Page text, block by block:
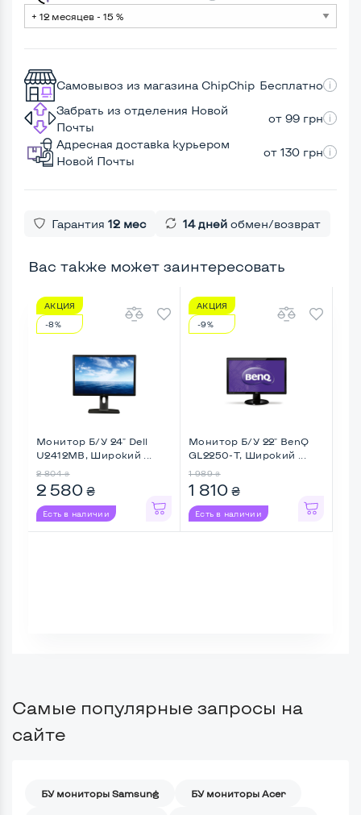
Самовывоз из магазина ChipChip Бесплатно
Забрать из отделения Новой
Почты
от 99 грн
Адресная доставка курьером
Новой Почты
от 130 грн
Гарантия 12 мес 14 дней обмен/возврат
Вас также может заинтересовать
АКЦИЯ
-8%
Монитор Б/У 24" Dell
U2412MB, Широкий ...
2 804 ₴
2 580 ₴
Есть в наличии
АКЦИЯ
-9%
Монитор Б/У 22" BenQ
GL2250-T, Широкий ...
1 989 ₴
1 810 ₴
Есть в наличии
Самые популярные запросы на
сайте
БУ мониторы Samsung БУ мониторы Acer